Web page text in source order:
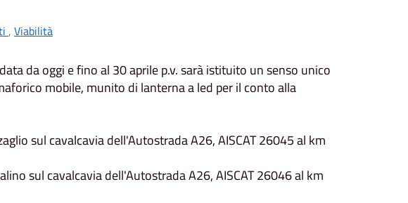
, Viabilità
da oggi e fino al 30 aprile p.v. sarà istituito un senso unico
mobile, munito di lanterna a led per il conto alla
sul cavalcavia dell'Autostrada A26, AISCAT 26045 al km
sul cavalcavia dell'Autostrada A26, AISCAT 26046 al km